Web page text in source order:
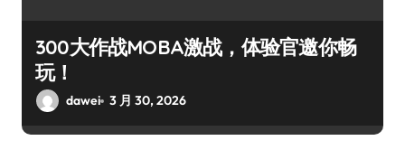
300大作战MOBA激战，体验官邀你畅
玩！
dawei 3 月 30, 2026